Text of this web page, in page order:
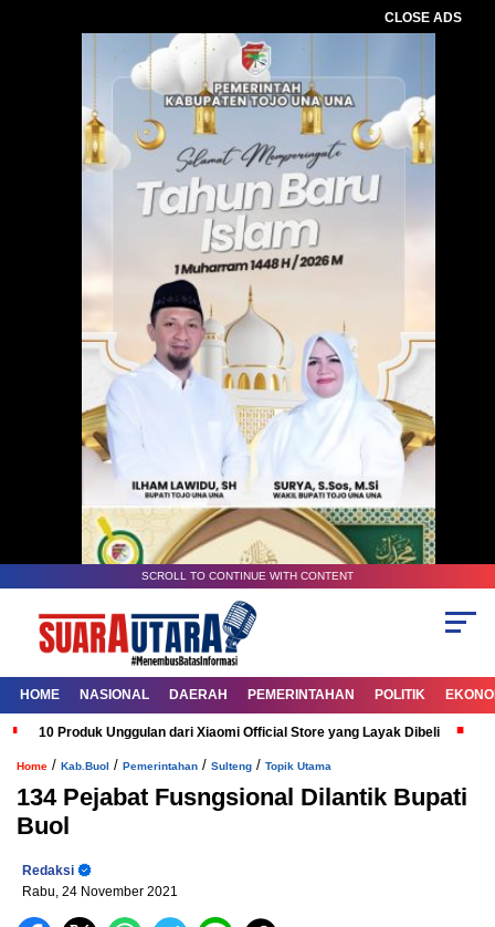
CLOSE ADS
SCROLL TO CONTINUE WITH CONTENT
HOME NASIONAL DAERAH PEMERINTAHAN POLITIK
10 Produk Unggulan dari Xiaomi Official Store yang Layak Dibeli
Home / Kab.Buol / Pemerintahan / Sulteng / Topik Utama
134 Pejabat Fusngsional Dilantik Bupati
Buol
Redaksi
Rabu, 24 November 2021